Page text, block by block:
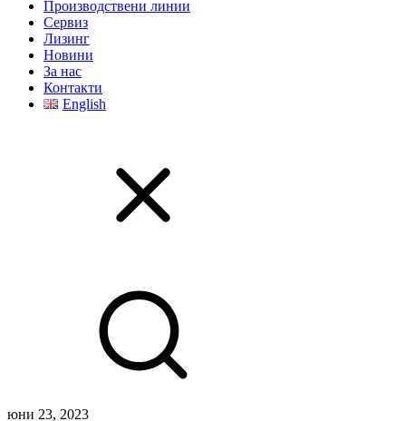
Производствени линии
Сервиз
Лизинг
Новини
За нас
Контакти
English
юни 23, 2023